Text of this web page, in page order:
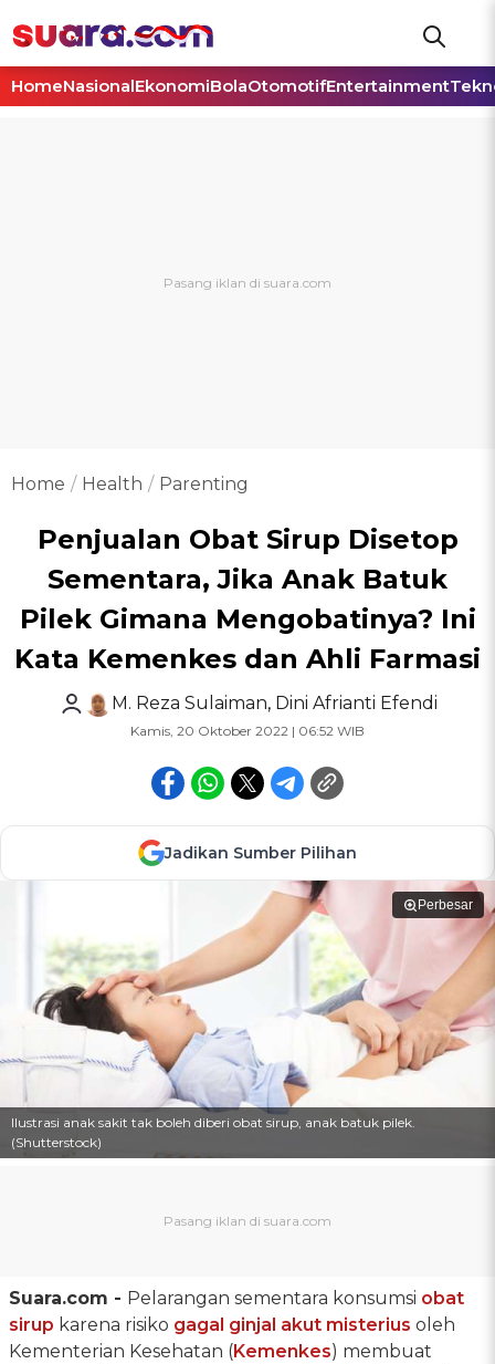
HomeNasionalEkonomiBolaOtomotifEntertainment
Home Health Parenting
Penjualan Obat Sirup Disetop
Sementara, Jika Anak Batuk
Pilek Gimana Mengobatinya? Ini
Kata Kemenkes dan Ahli Farmasi
M. Reza Sulaiman, Dini Afrianti Efendi
Kamis, 20 Oktober 2022 | 06:52 WIB
Jadikan Sumber Pilihan
Perbesar
Ilustrasi anak sakit tak boleh diberi obat sirup, anak batuk pilek.
(Shutterstock)
Suara.com - Pelarangan sementara konsumsi obat
sirup karena risiko gagal ginjal akut misterius oleh
Kementerian Kesehatan (Kemenkes) membuat